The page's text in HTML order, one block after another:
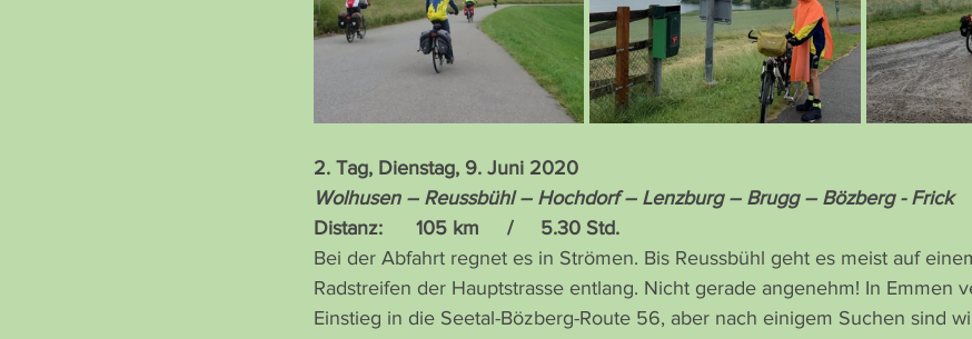
2. Tag, Dienstag, 9. Juni 2020
Wolhusen – Reussbühl – Hochdorf – Lenzburg – Brugg – Bözberg - Frick
Distanz:      105 km     /     5.30 Std.
Bei der Abfahrt regnet es in Strömen. Bis Reussbühl geht es meist auf
Radstreifen der Hauptstrasse entlang. Nicht gerade angenehm! In Emmen
Einstieg in die Seetal-Bözberg-Route 56, aber nach einigem Suchen sind